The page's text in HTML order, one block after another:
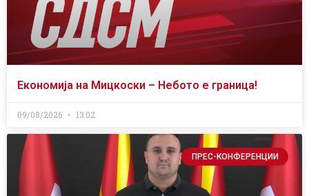
Економија на Мицкоски – Небото е граница!
09/08/2026 13:02
ПРЕС-КОНФЕРЕНЦИИ